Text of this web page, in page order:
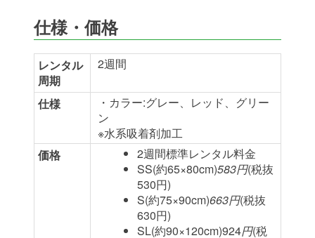
仕様・価格
レンタル
周期
2週間
仕様
・カラー:グレー、レッド、グリー
ン
※水系吸着剤加工
価格
2週間標準レンタル料金
SS(約65×80cm)583円(税抜
530円)
S(約75×90cm)663円(税抜
630円)
SL(約90×120cm)924円(税